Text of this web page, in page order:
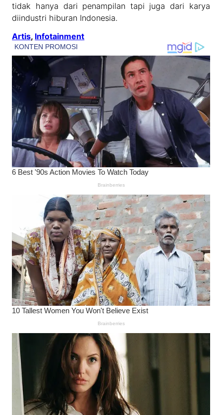
tidak hanya dari penampilan tapi juga dari karya
diindustri hiburan Indonesia.
Artis, Infotainment